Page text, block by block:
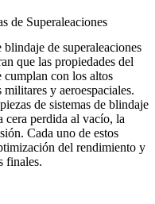
de Superaleaciones
de superaleaciones
que las propiedades del
cumplan con los altos
y aeroespaciales.
de sistemas de blindaje
cera perdida al vacío, la
Cada uno de estos
del rendimiento y
finales.